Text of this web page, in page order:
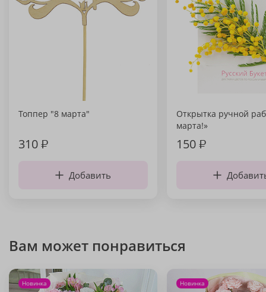
Топпер "8 марта"
310₽
Добавить
Открытка ручной
марта!»
150₽
Вам может понравиться
Новинка Новинка